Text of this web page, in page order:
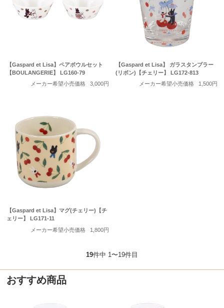
【Gaspard et Lisa】ペアボウルセット
【BOULANGERIE】 LG160-79
メーカー希望小売価格
3,000円
【Gaspard et Lisa】 ガラスタンブラー
(リボン)【チェリー】 LG172-813
メーカー希望小売価格
1,500円
【Gaspard et Lisa】マグ(チェリー)【チ
ェリー】 LG171-11
メーカー希望小売価格
1,800円
19件中 1〜19件目
おすすめ商品